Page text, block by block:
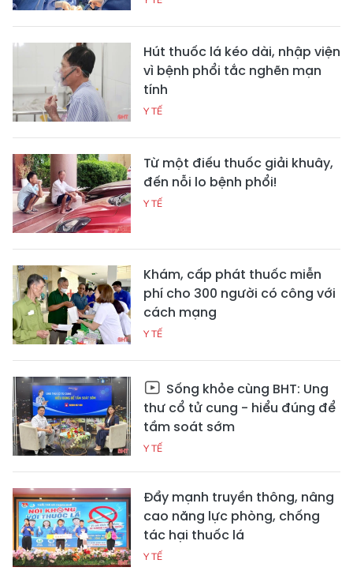
Hút thuốc lá kéo dài, nhập viện
vì bệnh phổi tắc nghẽn mạn
tính
Y TẾ
Từ một điếu thuốc giải khuây,
đến nỗi lo bệnh phổi!
Y TẾ
Khám, cấp phát thuốc miễn
phí cho 300 người có công với
cách mạng
Y TẾ
Sống khỏe cùng BHT: Ung
thư cổ tử cung - hiểu đúng để
tầm soát sớm
Y TẾ
Đẩy mạnh truyền thông, nâng
cao năng lực phòng, chống
tác hại thuốc lá
Y TẾ